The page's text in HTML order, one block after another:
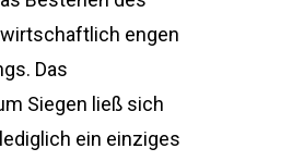
engen
Das
Siegen ließ sich
ein einziges